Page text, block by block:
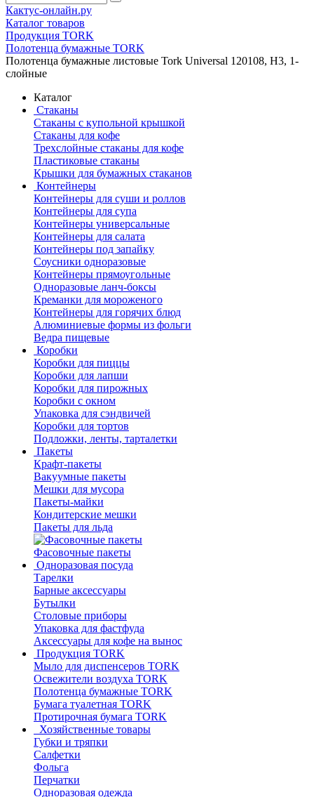
Кактус-онлайн.ру
Каталог товаров
Продукция TORK
Полотенца бумажные TORK
Полотенца бумажные листовые Tork Universal 120108, Н3, 1-
слойные
Каталог
Стаканы
Стаканы с купольной крышкой
Стаканы для кофе
Трехслойные стаканы для кофе
Пластиковые стаканы
Крышки для бумажных стаканов
Контейнеры
Контейнеры для суши и роллов
Контейнеры для супа
Контейнеры универсальные
Контейнеры для салата
Контейнеры под запайку
Соусники одноразовые
Контейнеры прямоугольные
Одноразовые ланч-боксы
Креманки для мороженого
Контейнеры для горячих блюд
Алюминиевые формы из фольги
Ведра пищевые
Коробки
Коробки для пиццы
Коробки для лапши
Коробки для пирожных
Коробки с окном
Упаковка для сэндвичей
Коробки для тортов
Подложки, ленты, тарталетки
Пакеты
Крафт-пакеты
Вакуумные пакеты
Мешки для мусора
Пакеты-майки
Кондитерские мешки
Пакеты для льда
Фасовочные пакеты
Одноразовая посуда
Тарелки
Барные аксессуары
Бутылки
Столовые приборы
Упаковка для фастфуда
Аксессуары для кофе на вынос
Продукция TORK
Мыло для диспенсеров TORK
Освежители воздуха TORK
Полотенца бумажные TORK
Бумага туалетная TORK
Протирочная бумага TORK
Хозяйственные товары
Губки и тряпки
Салфетки
Фольга
Перчатки
Одноразовая одежда